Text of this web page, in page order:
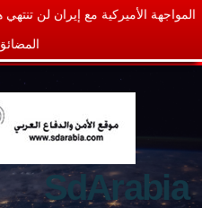
المواجهة الأميركية مع إيران لن
SdArabia